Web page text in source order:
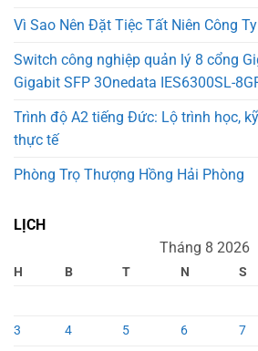
Vì Sao Nên Đặt Tiệc Tất Niên Công
Switch công nghiệp quản lý 8 cổng
Gigabit SFP 3Onedata IES6300SL-
Trình độ A2 tiếng Đức: Lộ trình học,
thực tế
Phòng Trọ Thượng Hồng Hải Phòng
LỊCH
Tháng 8 2026
H B T N S
3
4 5 6 7